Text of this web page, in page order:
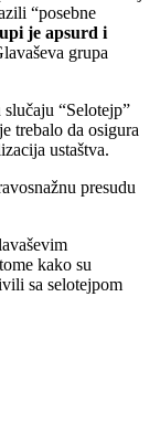
“posebne
je apsurd i
grupa
“Selotejp”
trebalo da osigura
ustaštva.
presudu
kako su
sa selotejpom